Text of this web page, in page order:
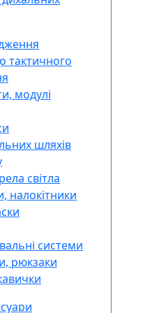
тактичного
модулі
шляхів
світла
налокітники
системи
рюкзаки